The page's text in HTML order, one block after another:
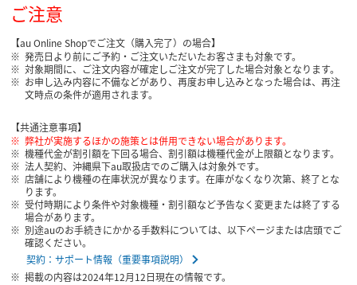
ご注意
【au Online Shopでご注文（購入完了）の場合】
発売日より前にご予約・ご注文いただいたお客さまも対象です。
対象期間に、ご注文内容が確定しご注文が完了した場合対象となります。
お申し込み内容に不備などがあり、再度お申し込みとなった場合は、再注
文時点の条件が適用されます。
【共通注意事項】
弊社が実施するほかの施策とは併用できない場合があります。
機種代金が割引額を下回る場合、割引額は機種代金が上限額となります。
法人契約、沖縄県下au取扱店でのご購入は対象外です。
店舗により機種の在庫状況が異なります。在庫がなくなり次第、終了とな
ります。
受付時期により条件や対象機種・割引額など予告なく変更または終了する
場合があります。
別途auのお手続きにかかる手数料については、以下ページまたは店頭でご
確認ください。
契約：サポート情報（重要事項説明）
掲載の内容は2024年12月12日現在の情報です。